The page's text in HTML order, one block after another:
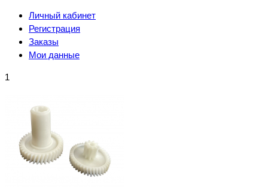
Личный кабинет
Регистрация
Заказы
Мои данные
1